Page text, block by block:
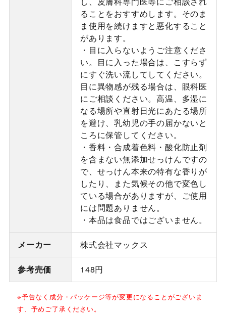
ることをおすすめします。そのま
ま使用を続けますと悪化すること
があります。
・目に入らないようご注意くださ
い。目に入った場合は、こすらず
にすぐ洗い流してしてください。
目に異物感が残る場合は、眼科医
にご相談ください。高温、多湿に
なる場所や直射日光にあたる場所
を避け、乳幼児の手の届かないと
ころに保管してください。
・香料・合成着色料・酸化防止剤
を含まない無添加せっけんですの
で、せっけん本来の特有な香りが
したり、また気候その他で変色し
ている場合がありますが、ご使用
には問題ありません。
・本品は食品ではございません。
メーカー 株式会社マックス
参考売価 148円
※予告なく成分・パッケージ等が変更になることがございま
す、予めご了承ください。